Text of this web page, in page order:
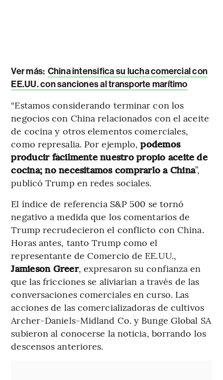
Ver más: China intensifica su lucha comercial con
EE.UU. con sanciones al transporte marítimo
“Estamos considerando terminar con los
negocios con China relacionados con el aceite
de cocina y otros elementos comerciales,
como represalia. Por ejemplo,podemos
producir fácilmente nuestro propio aceite de
cocina; no necesitamos comprarlo a China”,
publicó Trump en redes sociales.
El índice de referencia S&P 500 se tornó
negativo a medida que los comentarios de
Trump recrudecieron el conflicto con China.
Horas antes, tanto Trump como el
representante de Comercio de EE.UU.,
Jamieson Greer, expresaron su confianza en
que las fricciones se aliviarían a través de las
conversaciones comerciales en curso. Las
acciones de las comercializadoras de cultivos
Archer-Daniels-Midland Co. y Bunge Global SA
subieron al conocerse la noticia, borrando los
descensos anteriores.